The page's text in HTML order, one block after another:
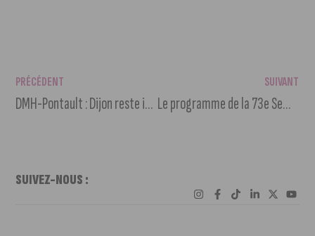
PRÉCÉDENT
DMH-Pontault : Dijon reste invaincu (32-32)
SUIVANT
Le programme de la 73e Semaine Bleue à Dijon
SUIVEZ-NOUS :